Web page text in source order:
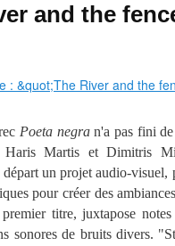
and the
Poeta negran'a pas fini de
Haris Martis et Dimitris
un projet audio-visuel,
pour créer des
titre, juxtapose notes
sonores de bruits divers.